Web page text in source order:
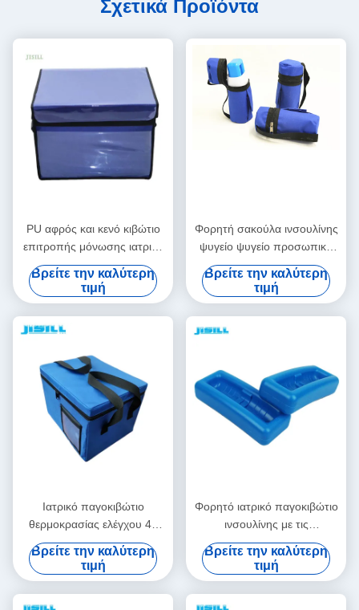
Σχετικά Προϊόντα
PU αφρός και κενό κιβώτιο
επιτροπής μόνωσης ιατρικό
δροσερό για τη μεταφορά
κρύων αλυσίδων
Βρείτε την καλύτερη
τιμή
Φορητή σακούλα ινσουλίνης
ψυγείο ψυγείο προσωπική
φροντίδα με λογότυπο -
Τυπωμένο για τρόφιμα
κατεψυγμένα
Βρείτε την καλύτερη
τιμή
Ιατρικό παγοκιβώτιο
θερμοκρασίας ελέγχου 48
ωρών που μονώνεται με την
τσάντα υφάσματος της
Οξφόρδης
Βρείτε την καλύτερη
τιμή
Φορητό ιατρικό παγοκιβώτιο
ινσουλίνης με τις
εξατομικεύσιμες
θερμοκρασίες εύκολες να
καθαρίσουν
Βρείτε την καλύτερη
τιμή